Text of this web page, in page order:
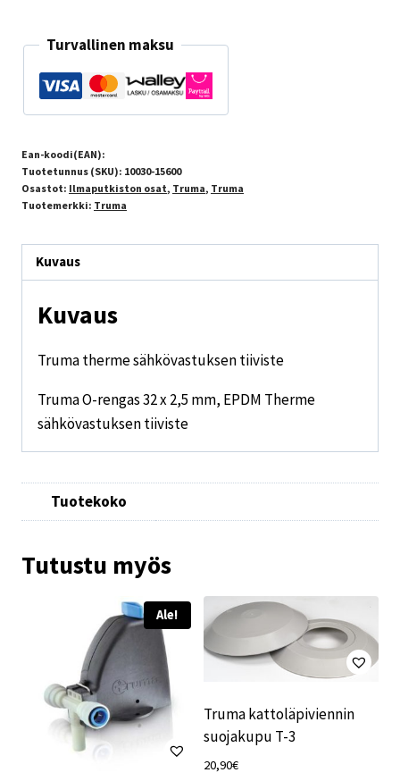
Turvallinen maksu
Ean-koodi(EAN):
Tuotetunnus (SKU): 10030-15600
Osastot: Ilmaputkiston osat, Truma, Truma
Tuotemerkki: Truma
Kuvaus
Kuvaus
Truma therme sähkövastuksen tiiviste
Truma O-rengas 32 x 2,5 mm, EPDM Therme
sähkövastuksen tiiviste
Tuotekoko
Tutustu myös
Ale!
Truma kattoläpiviennin
suojakupu T-3
20,90€